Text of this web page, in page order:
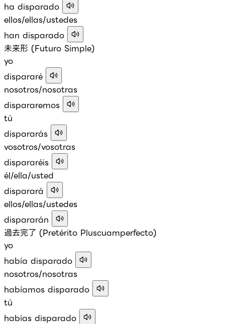
ha disparado
ellos/ellas/ustedes
han disparado
未来形 (Futuro Simple)
yo
dispararé
nosotros/nosotras
dispararemos
tú
dispararás
vosotros/vosotras
dispararéis
él/ella/usted
disparará
ellos/ellas/ustedes
dispararán
過去完了 (Pretérito Pluscuamperfecto)
yo
había disparado
nosotros/nosotras
habíamos disparado
tú
habías disparado